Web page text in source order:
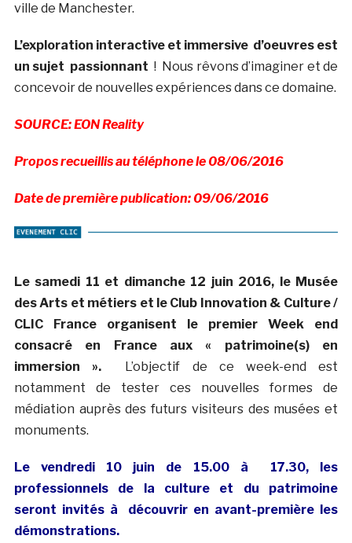
ville de Manchester.
L’exploration interactive et immersive d’oeuvres est
un sujet passionnant! Nous rêvons d’imaginer et de
concevoir de nouvelles expériences dans ce domaine.
SOURCE: EON Reality
Propos recueillis au téléphone le 08/06/2016
Date de première publication: 09/06/2016
Le samedi 11 et dimanche 12 juin 2016, le Musée
des Arts et métiers et le Club Innovation & Culture /
CLIC France organisent le premier Week end
consacré en France aux « patrimoine(s) en
immersion ». L’objectif de ce week-end est
notamment de tester ces nouvelles formes de
médiation auprès des futurs visiteurs des musées et
monuments.
Le vendredi 10 juin de 15.00 à 17.30, les
professionnels de la culture et du patrimoine
seront invités à découvrir en avant-première les
démonstrations.